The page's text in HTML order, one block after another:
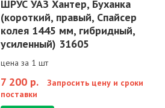
ШРУС УАЗ Хантер, Буханка
(короткий, правый, Спайсер
колея 1445 мм, гибридный,
усиленный) 31605
цена за 1 шт
7 200 р.
Запросить цену и сроки
поставки